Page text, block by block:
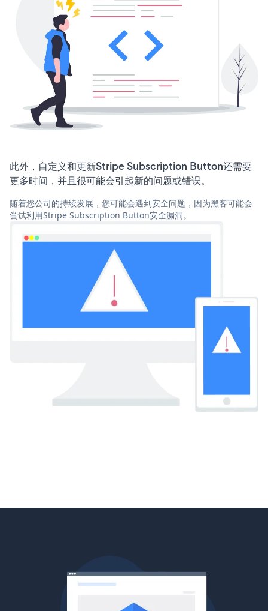
此外，自定义和更新Stripe Subscription Button还需要
更多时间，并且很可能会引起新的问题或错误。
随着您公司的持续发展，您可能会遇到安全问题，因为黑客可能会
尝试利用Stripe Subscription Button安全漏洞。